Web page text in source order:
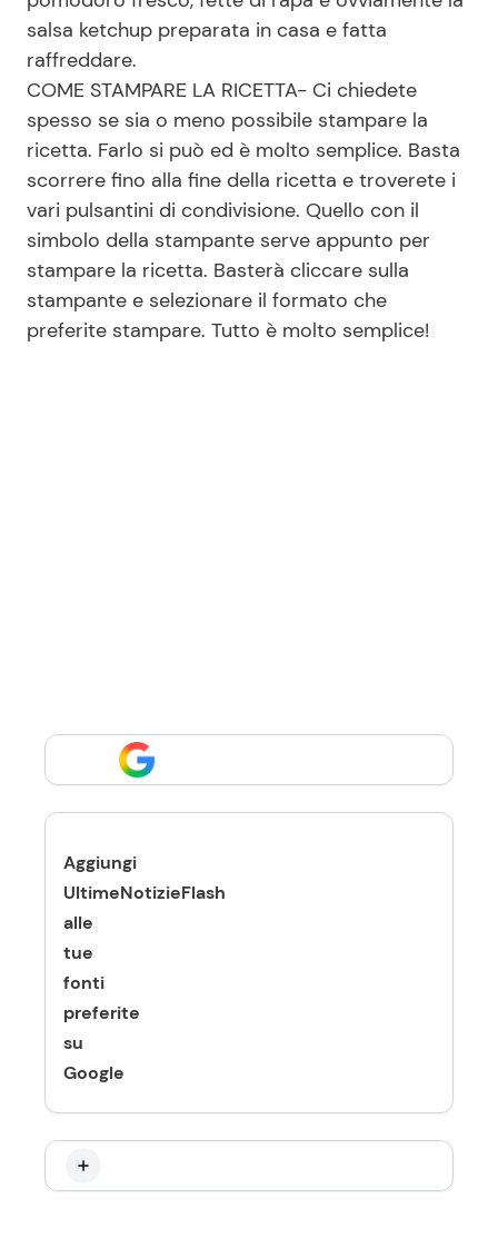
salsa ketchup preparata in casa e fatta
raffreddare.
COME STAMPARE LA RICETTA- Ci chiedete
spesso se sia o meno possibile stampare la
ricetta. Farlo si può ed è molto semplice. Basta
scorrere fino alla fine della ricetta e troverete i
vari pulsantini di condivisione. Quello con il
simbolo della stampante serve appunto per
stampare la ricetta. Basterà cliccare sulla
stampante e selezionare il formato che
preferite stampare. Tutto è molto semplice!
Aggiungi
UltimeNotizieFlash
alle
tue
fonti
preferite
su
Google